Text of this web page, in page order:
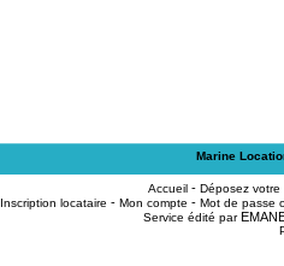
Marine
Accueil - Déposez
Inscription locataire - Mon compte - Mot de passe
Service édité par